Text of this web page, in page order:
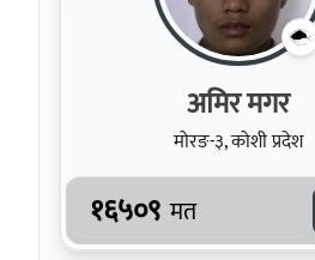
अमिर मगर
मोरङ-३, कोशी प्रदेश
१६५०९ मत